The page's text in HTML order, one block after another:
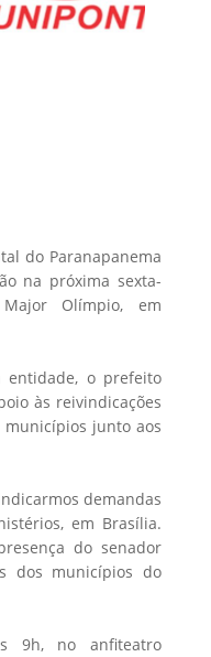
do Paranapanema
na próxima sexta-
Olímpio, em
o prefeito
às reivindicações
municípios junto aos
demandas
em Brasília.
do senador
dos municípios do
9h, no anfiteatro